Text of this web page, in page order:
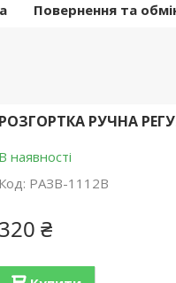
Повернення та
РОЗГОРТКА РУЧНА
В наявності
Код: РАЗВ-1112В
320 ₴